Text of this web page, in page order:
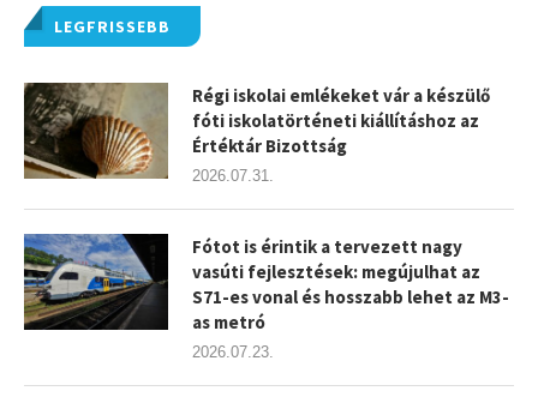
LEGFRISSEBB
Régi iskolai emlékeket vár a készülő
fóti iskolatörténeti kiállításhoz az
Értéktár Bizottság
2026.07.31.
Fótot is érintik a tervezett nagy
vasúti fejlesztések: megújulhat az
S71-es vonal és hosszabb lehet az M3-
as metró
2026.07.23.